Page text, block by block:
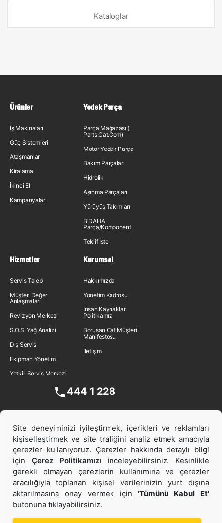
Kataloglar
Ürünler
İş Makinaları
Güç Sistemleri
Ataşmanlar
Kiralama
İkinci El
Kampanyalar
Yedek Parça
Parça Mağazası (
Parts.Cat.Com)
Motor Yedek Parça
Bakım Parçaları
Hidrolik
Aşınma Parçaları
Yürüyüş Takımları
B'DAHA
Parça/Komponent
Teklif İste
Hizmetler
Servis Talebi
Müşteri Değer
Anlaşmaları
Revizyon Merkezi
S.O.S. Yağ Analizi
Dış Servis
Ekipman Yönetimi
Yetkili Servis Merkezi
Kurumsal
Hakkımızda
Yönetim Kadrosu
İnsan Kaynakları
Politikamız
Borusan Cat Müşteri
Manifestosu
İletişim
444 1 228
İş Makinası ve Güç Sistemleri
İkinci el ve Kiralama
Site deneyiminizi iyileştirmek, içerikleri ve reklamları
kişiselleştirmek ve site trafiğini analiz etmek amacıyla
çerezler kullanıyoruz. Çerezler hakkında detaylı bilgi
için Çerez Politikamızı inceleyebilirsiniz. Kesinlikle
gerekli olmayan çerezlerin kullanımına ve çerezler
aracılığıyla toplanan kişisel verilerinizin yurt dışına
aktarılmasına onay vermek için'Tümünü Kabul Et'
butonuna tıklayabilirsiniz.